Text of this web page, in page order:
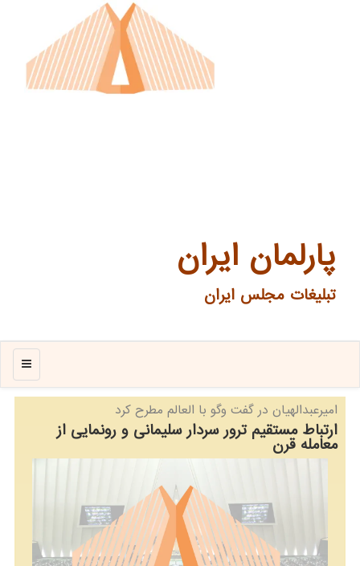
پارلمان ایران
تبلیغات مجلس ایران
منو
امیرعبدالهیان در گفت وگو با العالم مطرح كرد
ارتباط مستقیم ترور سردار سلیمانی و رونمایی از
معامله قرن